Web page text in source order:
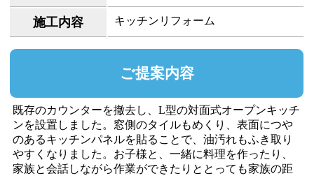
施工内容 キッチンリフォーム
ご提案内容
既存のカウンターを撤去し、L型の対面式オープンキッチ
ンを設置しました。窓側のタイルもめくり、表面につや
のあるキッチンパネルを貼ることで、油汚れもふき取り
やすくなりました。お子様と、一緒に料理を作ったり、
家族と会話しながら作業ができたりととっても家族の距